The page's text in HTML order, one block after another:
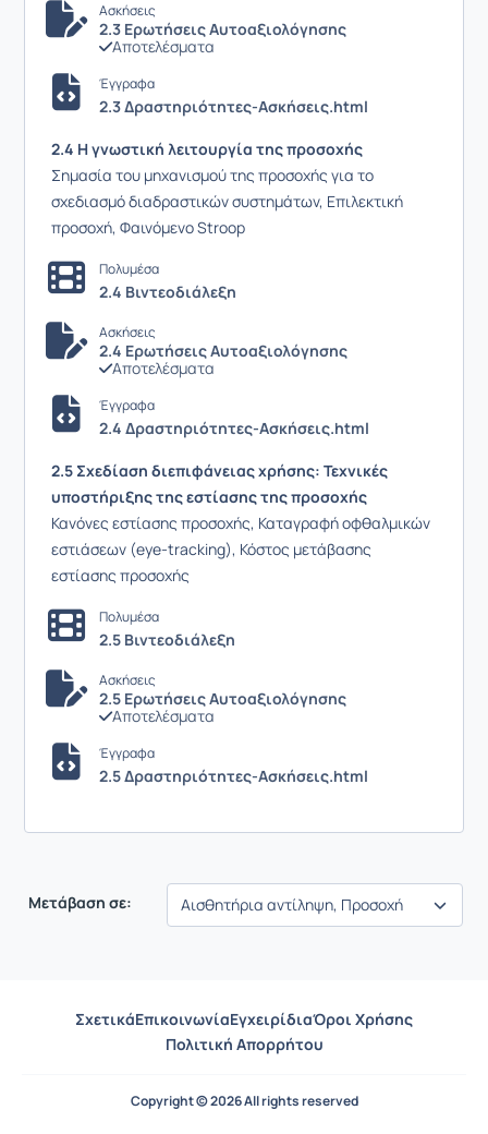
Ασκήσεις
2.3 Ερωτήσεις Αυτοαξιολόγησης
Αποτελέσματα
Έγγραφα
2.3 Δραστηριότητες-Ασκήσεις.html
2.4 Η γνωστική λειτουργία της προσοχής
Σημασία του μηχανισμού της προσοχής για το
σχεδιασμό διαδραστικών συστημάτων, Επιλεκτική
προσοχή, Φαινόμενο Stroop
Πολυμέσα
2.4 Βιντεοδιάλεξη
Ασκήσεις
2.4 Ερωτήσεις Αυτοαξιολόγησης
Αποτελέσματα
Έγγραφα
2.4 Δραστηριότητες-Ασκήσεις.html
2.5 Σχεδίαση διεπιφάνειας χρήσης: Τεχνικές
υποστήριξης της εστίασης της προσοχής
Κανόνες εστίασης προσοχής, Καταγραφή οφθαλμικών
εστιάσεων (eye-tracking), Κόστος μετάβασης
εστίασης προσοχής
Πολυμέσα
2.5 Βιντεοδιάλεξη
Ασκήσεις
2.5 Ερωτήσεις Αυτοαξιολόγησης
Αποτελέσματα
Έγγραφα
2.5 Δραστηριότητες-Ασκήσεις.html
Μετάβαση σε:
ΣχετικάΕπικοινωνίαΕγχειρίδιαΌροι Χρήσης
Πολιτική Απορρήτου
Copyright © 2026 All rights reserved